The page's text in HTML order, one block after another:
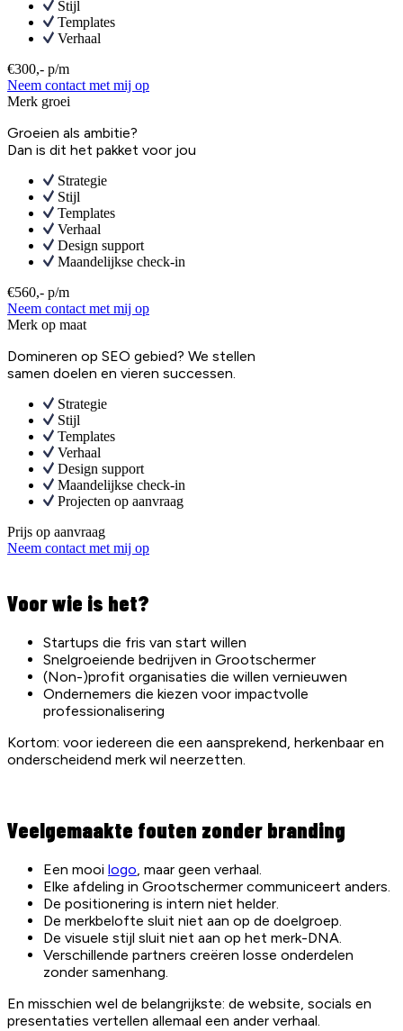
Stijl
Templates
Verhaal
€300,- p/m
Neem contact met mij op
Merk groei
Groeien als ambitie?
Dan is dit het pakket voor jou
Strategie
Stijl
Templates
Verhaal
Design support
Maandelijkse check-in
€560,- p/m
Neem contact met mij op
Merk op maat
Domineren op SEO gebied? We stellen
samen doelen en vieren successen.
Strategie
Stijl
Templates
Verhaal
Design support
Maandelijkse check-in
Projecten op aanvraag
Prijs op aanvraag
Neem contact met mij op
Voor wie is het?
Startups die fris van start willen
Snelgroeiende bedrijven in Grootschermer
(Non-)profit organisaties die willen vernieuwen
Ondernemers die kiezen voor impactvolle
professionalisering
Kortom: voor iedereen die een aansprekend, herkenbaar en
onderscheidend merk wil neerzetten.
Veelgemaakte fouten zonder branding
Een mooi logo, maar geen verhaal.
Elke afdeling in Grootschermer communiceert anders.
De positionering is intern niet helder.
De merkbelofte sluit niet aan op de doelgroep.
De visuele stijl sluit niet aan op het merk-DNA.
Verschillende partners creëren losse onderdelen
zonder samenhang.
En misschien wel de belangrijkste: de website, socials en
presentaties vertellen allemaal een ander verhaal.